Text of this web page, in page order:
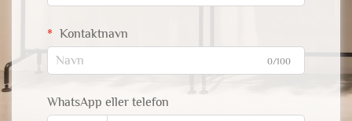
Kontaktnavn
0/100
WhatsApp eller telefon